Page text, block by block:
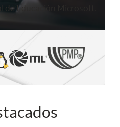
de Educación Microsoft.